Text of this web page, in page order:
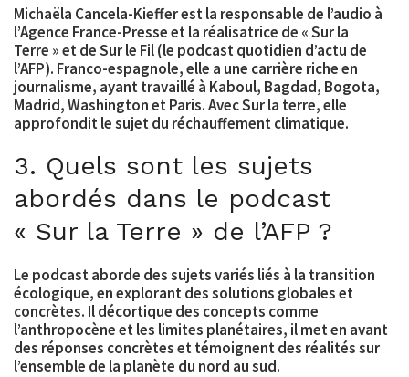
Michaëla Cancela-Kieffer est la responsable de l’audio à
l’Agence France-Presse et la réalisatrice de « Sur la
Terre » et de Sur le Fil (le podcast quotidien d’actu de
l’AFP). Franco-espagnole, elle a une carrière riche en
journalisme, ayant travaillé à Kaboul, Bagdad, Bogota,
Madrid, Washington et Paris. Avec Sur la terre, elle
approfondit le sujet du réchauffement climatique.
3. Quels sont les sujets
abordés dans le podcast
« Sur la Terre » de l’AFP ?
Le podcast aborde des sujets variés liés à la transition
écologique, en explorant des solutions globales et
concrètes. Il décortique des concepts comme
l’anthropocène et les limites planétaires, il met en avant
des réponses concrètes et témoignent des réalités sur
l’ensemble de la planète du nord au sud.